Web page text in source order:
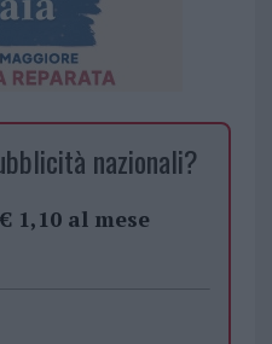
nazionali?
1,10 al mese